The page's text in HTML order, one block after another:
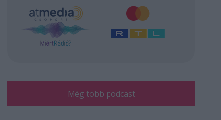
Még több podcast